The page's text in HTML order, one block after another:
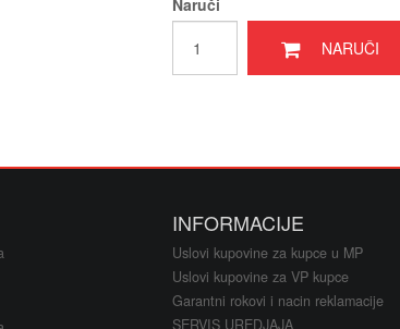
Baterije
Fiskalni
Klime i
Naruči
NARUČI
INFORMACIJE
Uslovi kupovine za kupce u MP
Uslovi kupovine za VP kupce
Garantni rokovi i nacin reklamacije
SERVIS UREDJAJA